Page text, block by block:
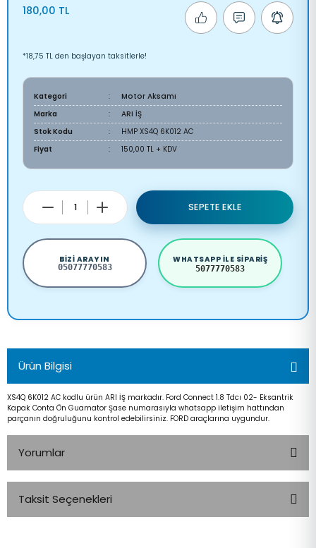
180,00 TL
*18,75 TL den başlayan taksitlerle!
Kategori
Motor Aksamı
Marka
ARI İŞ
Stok Kodu
HMP XS4Q 6K012 AC
Fiyat
150,00 TL + KDV
SEPETE EKLE
BIZI ARAYIN
05077770583
WHATSAPP ILE SIPARIŞ
5077770583
Ürün Bilgisi
XS4Q 6K012 AC kodlu ürün ARI İŞ markadır. Ford Connect 1.8 Tdcı 02- Eksantrik
Kapak Conta Ön Guamator Şase numarasıyla whatsapp iletişim hattından
parçanın doğruluğunu kontrol edebilirsiniz. FORD araçlarına uygundur.
Yorumlar
Taksit Seçenekleri